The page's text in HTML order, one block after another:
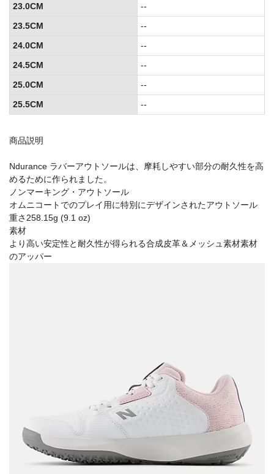
商品説明
Ndurance ラバーアウトソールは、摩耗しやすい部分の耐久性を高
めるために作られました。
ノンマーキング・アウトソール
オムニコートでのプレイ用に特別にデザインされたアウトソール
重さ258.15g (9.1 oz)
素材
より高い安定性と耐久性が得られる合成皮革＆メッシュ素材素材
のアッパー
23.0CM
--
23.5CM
--
24.0CM
--
24.5CM
--
25.0CM
--
25.5CM
--